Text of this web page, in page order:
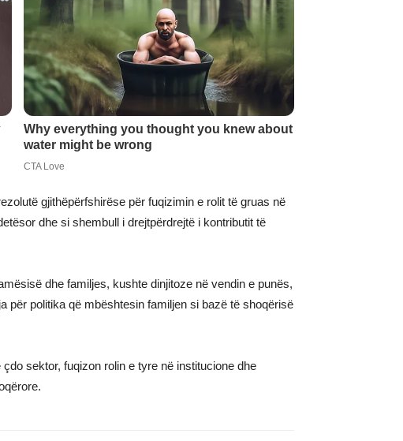
gjithëpërfshirëse për fuqizimin e rolit të gruas në
dhe si shembull i drejtpërdrejtë i kontributit të
dhe familjes, kushte dinjitoze në vendin e punës,
për politika që mbështesin familjen si bazë të shoqërisë
sektor, fuqizon rolin e tyre në institucione dhe